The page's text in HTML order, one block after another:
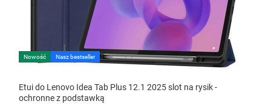
Nowość Nasz bestseller
Etui do Lenovo Idea Tab Plus 12.1 2025 slot na rysik -
ochronne z podstawką